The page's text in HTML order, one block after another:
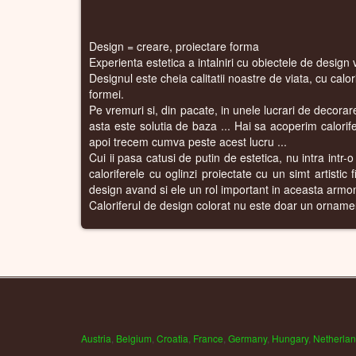
Design = creare, proiectare forma
Experienta estetica a intalniri cu obiectele de design
Designul este cheia calitatii noastre de viata, cu
formei.
Pe vremuri si, din pacate, in unele lucrari de
asta este solutia de baza ... Hai sa acoperim
apoi trecem cumva peste acest lucru ...
Cui ii pasa catusi de putin de estetica, nu intra intr-
caloriferele cu oglinzi proiectate cu un simt
design avand si ele un rol important in aceasta
Caloriferul de design colorat nu este doar un
Austria Belgium Croatia France Germany, Hungary,